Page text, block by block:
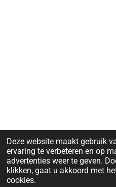
Deze website maakt gebruik
ervaring te verbeteren en op
advertenties weer te geven.
klikken, gaat u akkoord met
cookies.
© 2026 Ravi-Stones